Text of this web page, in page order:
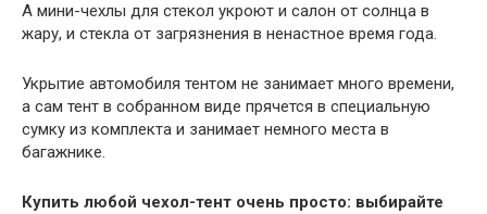
А мини-чехлы для стекол укроют и салон от солнца в
жару, и стекла от загрязнения в ненастное время года.
Укрытие автомобиля тентом не занимает много времени,
а сам тент в собранном виде прячется в специальную
сумку из комплекта и занимает немного места в
багажнике.
Купить любой чехол-тент очень просто: выбирайте